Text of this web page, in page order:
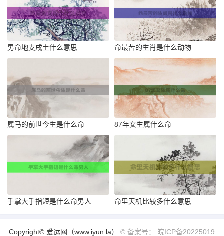
男命地支戌土什么意思 命最苦的生肖是什么动物
属马的前世今生是什么命 87年女生属什么命
手掌大手指短是什么命男人 命里天机比较多什么意思
Copyright© 爱运网（www.iyun.la） © 备案号： 皖ICP备20225019